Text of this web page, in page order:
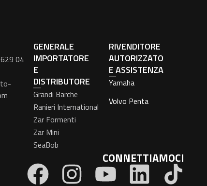
04
GENERALE
IMPORTATORE
E
DISTRIBUTORE
Grandi Barche
Ranieri International
Zar Formenti
Zar Mini
SeaBob
RIVENDITORE
AUTORIZZATO
E ASSISTENZA
Yamaha
Volvo Penta
CONNETTIAMOCI